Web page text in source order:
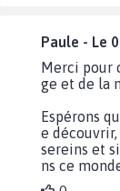
Paule - Le
Merci pour
ge et de la
Espérons
e
sereins et
ns ce